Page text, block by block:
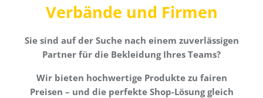
Verbände und Firmen
Sie sind auf der Suche nach einem zuverlässigen
Partner für die Bekleidung Ihres Teams?
Wir bieten hochwertige Produkte zu fairen
Preisen – und die perfekte Shop-Lösung gleich